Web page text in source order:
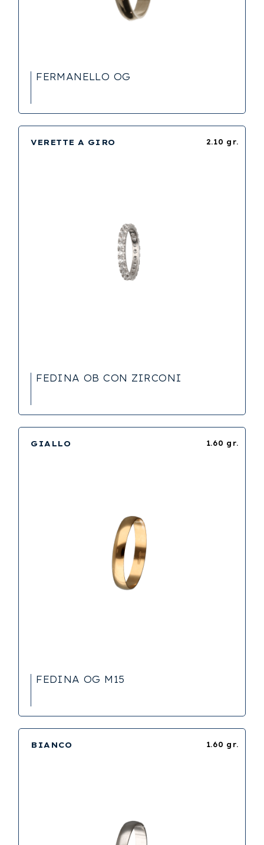
FERMANELLO OG
2.10 gr.
VERETTE A GIRO
FEDINA OB CON ZIRCONI
1.60 gr.
GIALLO
FEDINA OG M15
1.60 gr.
BIANCO